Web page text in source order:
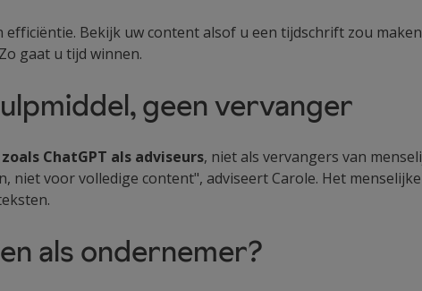
Bekijk uw content alsof u een tijdschrift zou
gaat u tijd winnen.
geen vervanger
ChatGPT als adviseurs, niet als vervangers van
niet voor volledige content", adviseert Carole. Het
als ondernemer?